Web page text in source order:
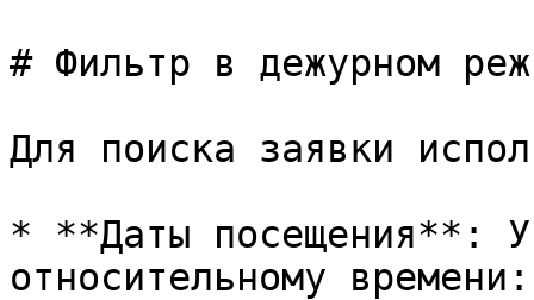
# Фильтр в дежурном
Для поиска заявки
* **Даты посещения**:
относительному времени: